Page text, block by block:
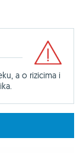
a o rizicima i